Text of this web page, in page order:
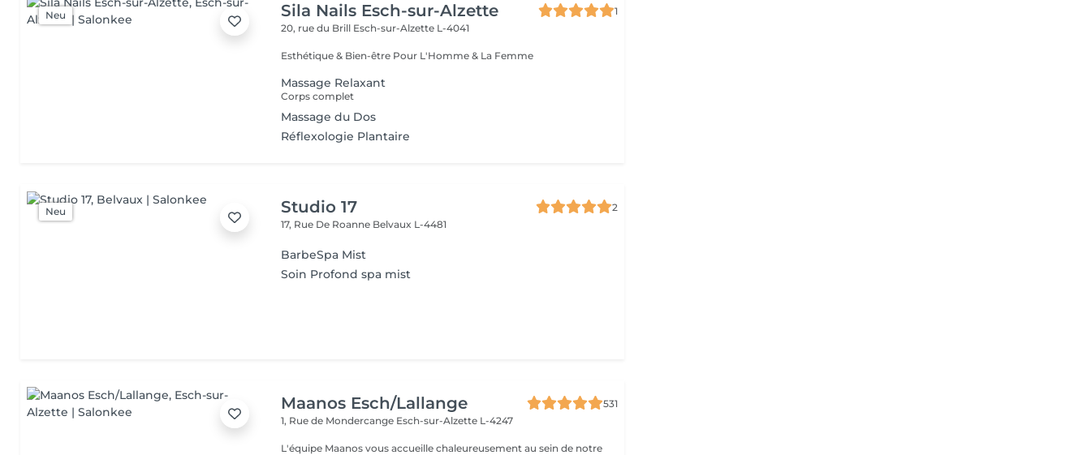
Neu Sila Nails Esch-sur-Alzette
1
20, rue du Brill Esch-sur-Alzette L-4041
Esthétique & Bien-être Pour L'Homme & La Femme
Massage Relaxant
Corps complet
Massage du Dos
Réflexologie Plantaire
Neu Studio 17
2
17, Rue De Roanne Belvaux L-4481
BarbeSpa Mist
Soin Profond spa mist
Maanos Esch/Lallange
531
1, Rue de Mondercange Esch-sur-Alzette L-4247
L'équipe Maanos vous accueille chaleureusement au sein de notre